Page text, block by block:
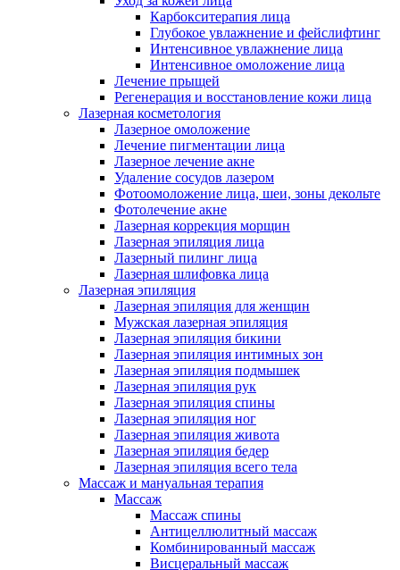
Карбокситерапия лица
Глубокое увлажнение и фейслифтинг
Интенсивное увлажнение лица
Интенсивное омоложение лица
Лечение прыщей
Регенерация и восстановление кожи лица
Лазерная косметология
Лазерное омоложение
Лечение пигментации лица
Лазерное лечение акне
Удаление сосудов лазером
Фотоомоложение лица, шеи, зоны декольте
Фотолечение акне
Лазерная коррекция морщин
Лазерная эпиляция лица
Лазерный пилинг лица
Лазерная шлифовка лица
Лазерная эпиляция
Лазерная эпиляция для женщин
Мужская лазерная эпиляция
Лазерная эпиляция бикини
Лазерная эпиляция интимных зон
Лазерная эпиляция подмышек
Лазерная эпиляция рук
Лазерная эпиляция спины
Лазерная эпиляция ног
Лазерная эпиляция живота
Лазерная эпиляция бедер
Лазерная эпиляция всего тела
Массаж и мануальная терапия
Массаж
Массаж спины
Антицеллюлитный массаж
Комбинированный массаж
Висцеральный массаж